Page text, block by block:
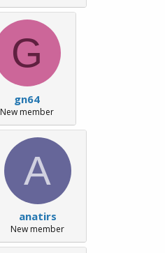
G
gn64
New member
A
anatirs
New member